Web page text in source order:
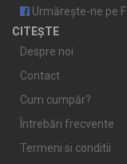
Urmărește-ne pe
CITEȘTE
Despre noi
Contact
Cum cumpăr?
Întrebări frecvente
Termeni si conditii